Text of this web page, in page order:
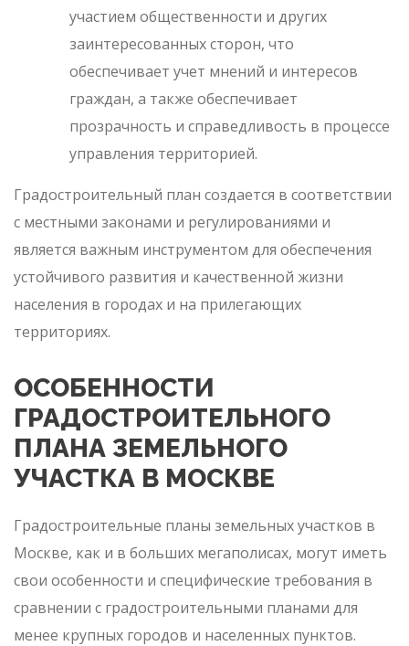
участием общественности и других
заинтересованных сторон, что
обеспечивает учет мнений и интересов
граждан, а также обеспечивает
прозрачность и справедливость в процессе
управления территорией.
Градостроительный план создается в соответствии
с местными законами и регулированиями и
является важным инструментом для обеспечения
устойчивого развития и качественной жизни
населения в городах и на прилегающих
территориях.
ОСОБЕННОСТИ
ГРАДОСТРОИТЕЛЬНОГО
ПЛАНА ЗЕМЕЛЬНОГО
УЧАСТКА В МОСКВЕ
Градостроительные планы земельных участков в
Москве, как и в больших мегаполисах, могут иметь
свои особенности и специфические требования в
сравнении с градостроительными планами для
менее крупных городов и населенных пунктов.